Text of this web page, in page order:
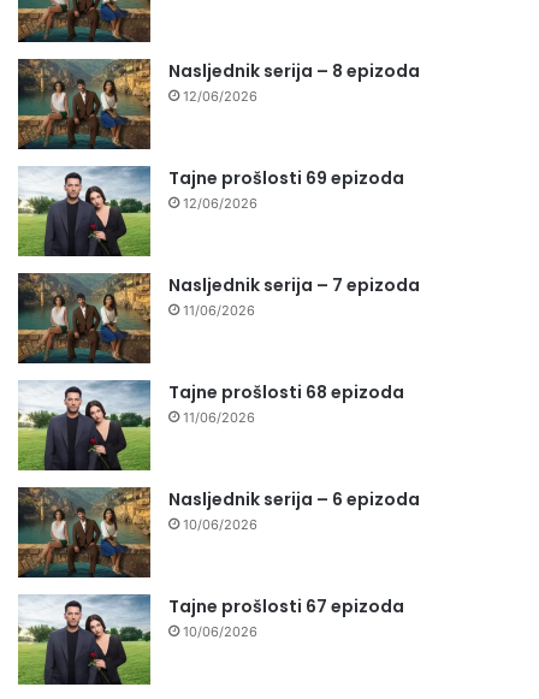
Nasljednik serija – 8 epizoda
12/06/2026
Tajne prošlosti 69 epizoda
12/06/2026
Nasljednik serija – 7 epizoda
11/06/2026
Tajne prošlosti 68 epizoda
11/06/2026
Nasljednik serija – 6 epizoda
10/06/2026
Tajne prošlosti 67 epizoda
10/06/2026